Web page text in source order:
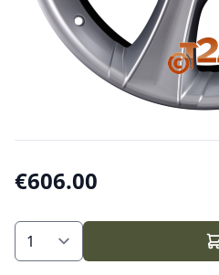
€606.00